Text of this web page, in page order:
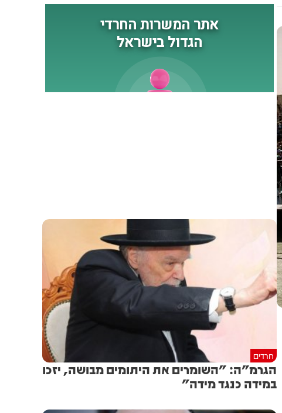
חרדים
הגרמ"ה: "השומרים את היתומים מבושה, יזכו
במידה כנגד מידה"